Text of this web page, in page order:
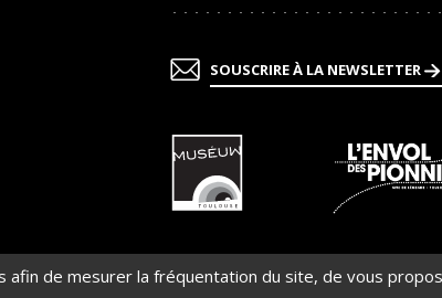
afin de mesurer la fréquentation du site, de vous
SOUSCRIRE À LA NEWSLETTER
savoir
plus
savoir
plus
Offres d’emploi Plan du site Crédits et